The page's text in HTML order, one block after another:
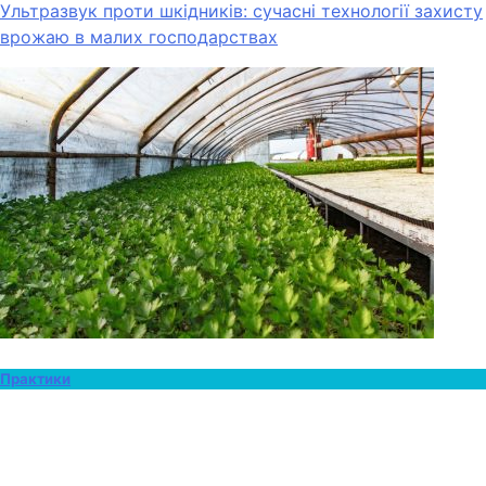
Ультразвук проти шкідників: сучасні технології захисту
врожаю в малих господарствах
Практики